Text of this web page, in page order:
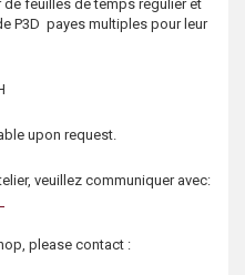
feuilles de temps régulier et
P3D payes multiples pour leur
upon request.
veuillez communiquer avec:
please contact :